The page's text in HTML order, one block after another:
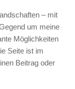
– mit
um meine
Möglichkeiten
Seite ist im
Beitrag oder